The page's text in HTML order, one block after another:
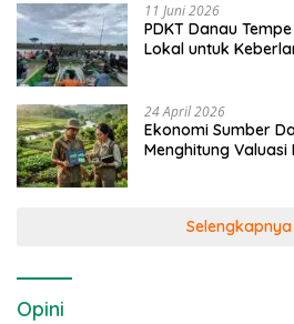
11 Juni 2026
PDKT Danau
Lokal untuk
24 April 2026
Ekonomi Sumber
Menghitung
Selengkapnya
Opini